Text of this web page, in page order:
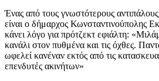
Ένας από τους γνωστότερους
είναι ο δήμαρχος Κωνσταντινούπολης
κάνει λόγο για πρότζεκτ εφιάλτη:
κανάλι στον πυθμένα και τις όχθες.
ωφελεί κανέναν εκτός από τις
επενδυτές ακινήτων»